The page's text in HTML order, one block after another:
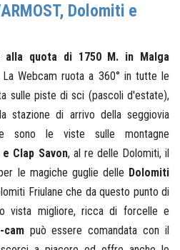
Dolomiti e
alla quota di 1750 M. in Malga
Webcam ruota a 360° in tutte le
sulle piste di sci (pascoli d'estate),
stazione di arrivo della seggiovia
sono le viste sulle montagne
e Clap Savon, al re delle Dolomiti, il
le magiche guglie delle Dolomiti
Friulane che da questo punto di
vista migliore, ricca di forcelle e
campuò essere comandata con il